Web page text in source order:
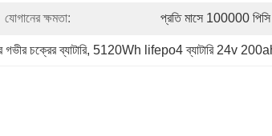
যোগানের ক্ষমতা: প্রতি মাসে 100000 পিসি
চক্রের ব্যাটারি, 5120Wh lifepo4 ব্যাটারি 24v